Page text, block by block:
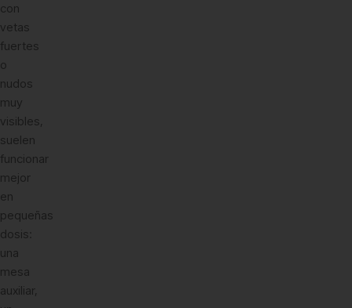
con
vetas
fuertes
o
nudos
muy
visibles,
suelen
funcionar
mejor
en
pequeñas
dosis:
una
mesa
auxiliar,